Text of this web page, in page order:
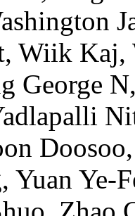
, Wiik Kaj,
George N
Doosoo
, Yuan Ye-